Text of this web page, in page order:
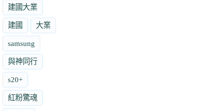
建國大業
建國 大業
samsung
與神同行
s20+
紅粉驚魂